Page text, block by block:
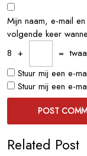
Mijn naam, e-mail
volgende keer
8 + =
Stuur mij een e-
Stuur mij een e-
Related Post